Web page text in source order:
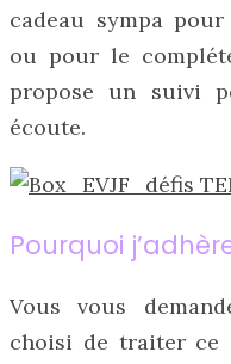
cadeau sympa
ou pour le
propose un suivi
écoute.
Pourquoi
Vous vous
choisi de traiter ce